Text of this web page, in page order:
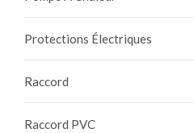
Protections Électriques
Raccord
Raccord PVC